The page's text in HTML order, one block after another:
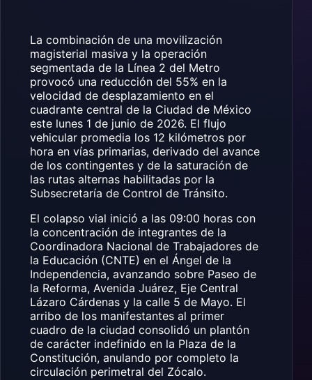
La combinación de una movilización
magisterial masiva y la operación
segmentada de la Línea 2 del Metro
provocó una reducción del 55% en la
velocidad de desplazamiento en el
cuadrante central de la Ciudad de México
este lunes 1 de junio de 2026. El flujo
vehicular promedia los 12 kilómetros por
hora en vías primarias, derivado del avance
de los contingentes y de la saturación de
las rutas alternas habilitadas por la
Subsecretaría de Control de Tránsito.
El colapso vial inició a las 09:00 horas con
la concentración de integrantes de la
Coordinadora Nacional de Trabajadores de
la Educación (CNTE) en el Ángel de la
Independencia, avanzando sobre Paseo de
la Reforma, Avenida Juárez, Eje Central
Lázaro Cárdenas y la calle 5 de Mayo. El
arribo de los manifestantes al primer
cuadro de la ciudad consolidó un plantón
de carácter indefinido en la Plaza de la
Constitución, anulando por completo la
circulación perimetral del Zócalo.